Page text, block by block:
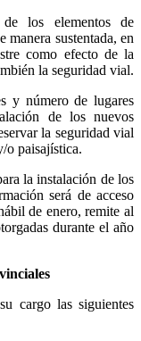
los elementos de
manera sustentada, en
como efecto de la
la seguridad vial.
y número de lugares
de los nuevos
la seguridad vial
o paisajística.
la instalación de los
será de acceso
de enero, remite al
durante el año
cargo las siguientes